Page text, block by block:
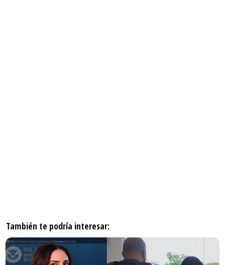
También te podría interesar: